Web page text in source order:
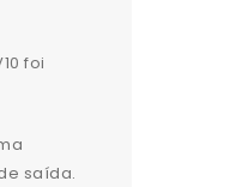
foi
saída.